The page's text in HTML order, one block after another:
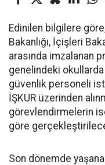
Edinilen bilgilere
Bakanlığı, İçişleri
arasında imzalanan
genelindeki
güvenlik personeli
İŞKUR üzerinden
görevlendirmelerin
göre
Son dönemde